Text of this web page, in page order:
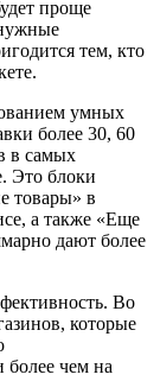
проще
тем, кто
умных
более 30, 60
в самых
Это блоки
товары» в
а также «Еще
дают более
Во
которые
более чем на